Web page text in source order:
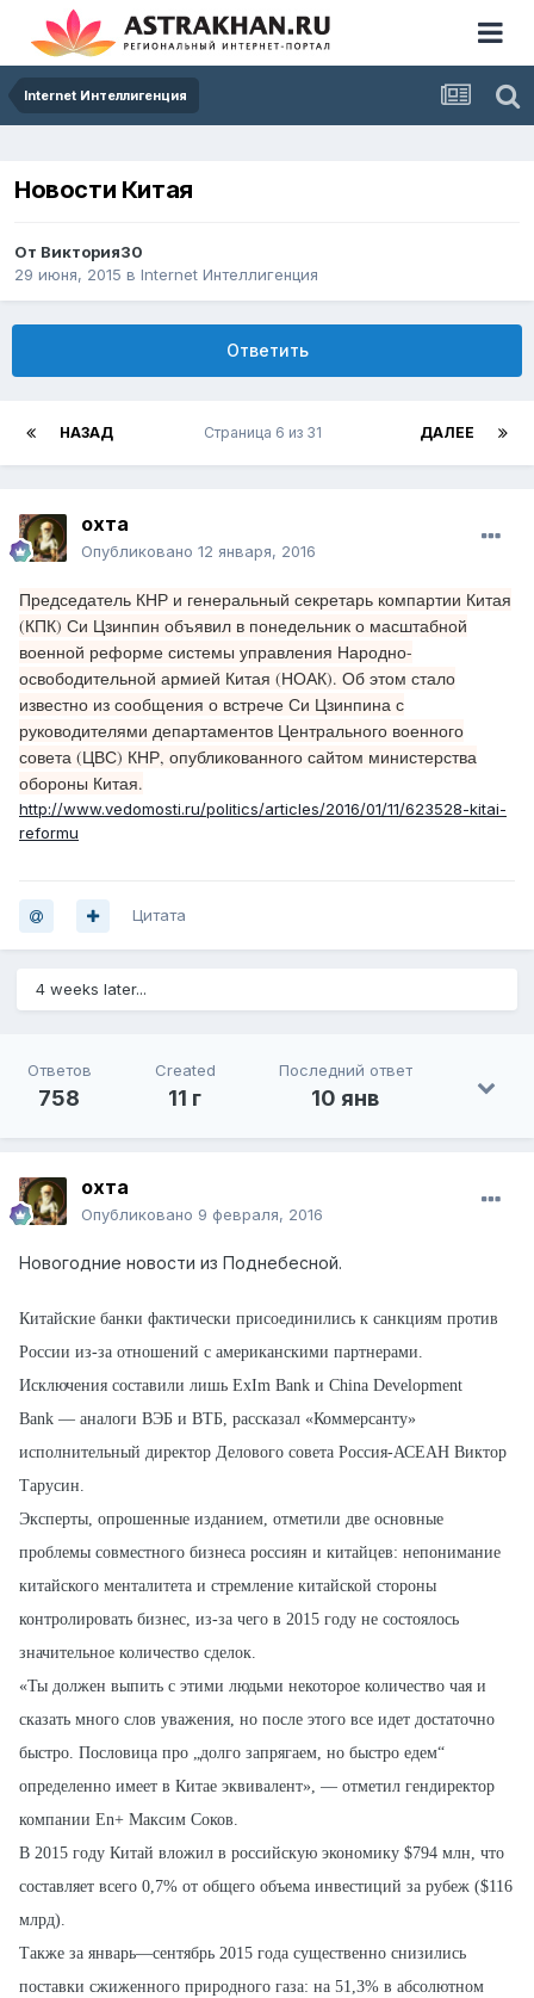
Internet Интеллигенция
Новости Китая
От Виктория30
29 июня, 2015 в Internet Интеллигенция
Ответить
НАЗАД ДАЛЕЕ
Страница 6 из 31
охта
Опубликовано 12 января, 2016
Председатель КНР и генеральный секретарь компартии Китая
(КПК) Си Цзинпин объявил в понедельник о масштабной
военной реформе системы управления Народно-
освободительной армией Китая (НОАК). Об этом стало
известно из сообщения о встрече Си Цзинпина с
руководителями департаментов Центрального военного
совета (ЦВС) КНР, опубликованного сайтом министерства
обороны Китая.
http://www.vedomosti.ru/politics/articles/2016/01/11/623528-kitai-
reformu
Цитата
4 weeks later...
Ответов
758
Created
11 г
Последний ответ
10 янв
охта
Опубликовано 9 февраля, 2016
Новогодние новости из Поднебесной.
Китайские банки фактически присоединились к санкциям против
России из-за отношений с американскими партнерами.
Исключения составили лишь ExIm Bank и China Development
Bank — аналоги ВЭБ и ВТБ, рассказал «Коммерсанту»
исполнительный директор Делового совета Россия-АСЕАН Виктор
Тарусин.
Эксперты, опрошенные изданием, отметили две основные
проблемы совместного бизнеса россиян и китайцев: непонимание
китайского менталитета и стремление китайской стороны
контролировать бизнес, из-за чего в 2015 году не состоялось
значительное количество сделок.
«Ты должен выпить с этими людьми некоторое количество чая и
сказать много слов уважения, но после этого все идет достаточно
быстро. Пословица про „долго запрягаем, но быстро едем“
определенно имеет в Китае эквивалент», — отметил гендиректор
компании En+ Максим Соков.
В 2015 году Китай вложил в российскую экономику $794 млн, что
составляет всего 0,7% от общего объема инвестиций за рубеж ($116
млрд).
Также за январь—сентябрь 2015 года существенно снизились
поставки сжиженного природного газа: на 51,3% в абсолютном